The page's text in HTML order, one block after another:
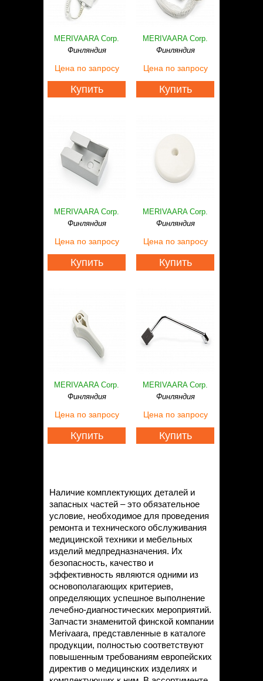
MERIVAARA Corp.
Финляндия
Цена по запросу
Купить
MERIVAARA Corp.
Финляндия
Цена по запросу
Купить
MERIVAARA Corp.
Финляндия
Цена по запросу
Купить
MERIVAARA Corp.
Финляндия
Цена по запросу
Купить
MERIVAARA Corp.
Финляндия
Цена по запросу
Купить
MERIVAARA Corp.
Финляндия
Цена по запросу
Купить
Наличие комплектующих деталей и
запасных частей – это обязательное
условие, необходимое для проведения
ремонта и технического обслуживания
медицинской техники и мебельных
изделий медпредназначения. Их
безопасность, качество и
эффективность являются одними из
основополагающих критериев,
определяющих успешное выполнение
лечебно-диагностических мероприятий.
Запчасти знаменитой финской компании
Merivaara, представленные в каталоге
продукции, полностью соответствуют
повышенным требованиям европейских
директив о медицинских изделиях и